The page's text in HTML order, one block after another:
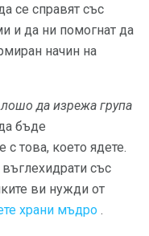
се справят със
и да ни помогнат да
начин на
да изрежа група
бъде
това, което ядете.
със
ви нужди от
храни мъдро .